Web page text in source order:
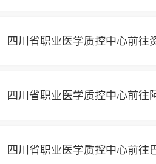
四川省职业医学质控中心前往
四川省职业医学质控中心前往
四川省职业医学质控中心前往